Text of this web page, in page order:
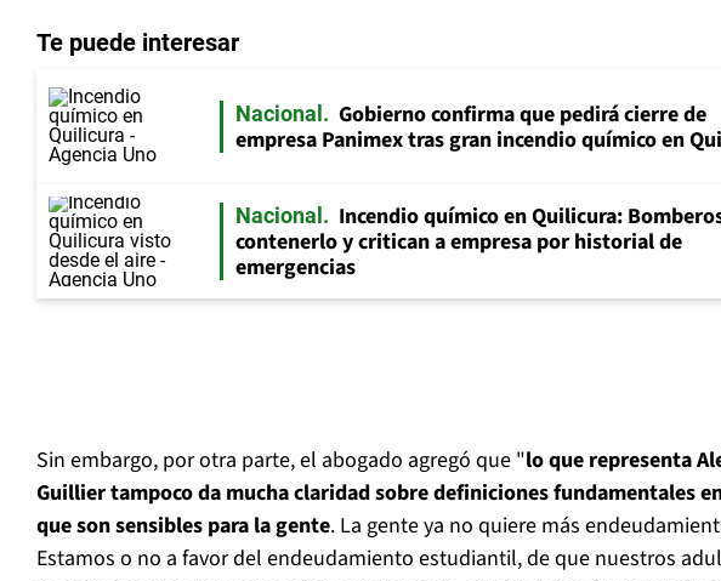
Te puede interesar
Nacional
Gobierno confirma que pedirá cierre de
empresa Panimex tras gran incendio químico en
Nacional
Incendio químico en Quilicura:
contenerlo y critican a empresa por historial de
emergencias
Sin embargo, por otra parte, el abogado agregó que "lo que representa
Guillier tampoco da mucha claridad sobre definiciones fundamentales
que son sensibles para la gente. La gente ya no quiere más
Estamos o no a favor del endeudamiento estudiantil, de que nuestros